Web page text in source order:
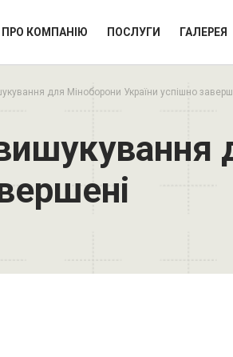
ПРО КОМПАНІЮ ПОСЛУГИ ГАЛЕРЕЯ
для Міноборони України успішно